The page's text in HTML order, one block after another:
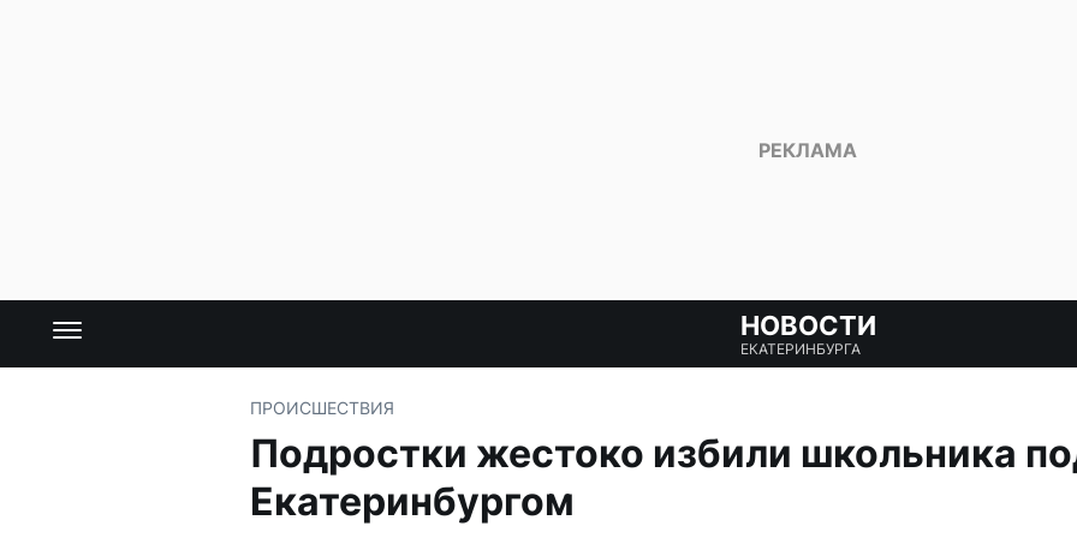
НОВОСТИ
ЕКАТЕРИНБУРГА
ПРОИСШЕСТВИЯ
Подростки жестоко избили школьника
Екатеринбургом